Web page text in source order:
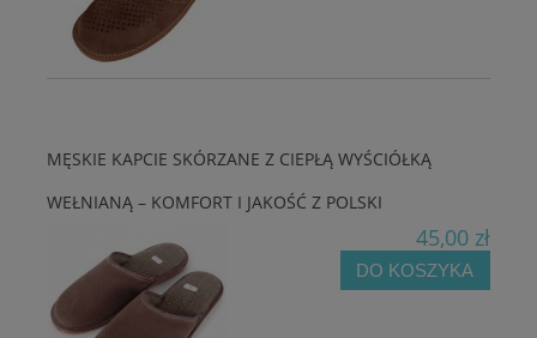
MĘSKIE KAPCIE SKÓRZANE Z CIEPŁĄ WYŚCIÓŁKĄ
WEŁNIANĄ – KOMFORT I JAKOŚĆ Z POLSKI
45,00 zł
DO KOSZYKA